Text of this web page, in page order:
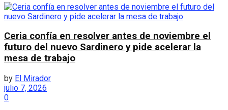
Ceria confía en resolver antes de noviembre el
futuro del nuevo Sardinero y pide acelerar la
mesa de trabajo
by El Mirador
julio 7, 2026
0